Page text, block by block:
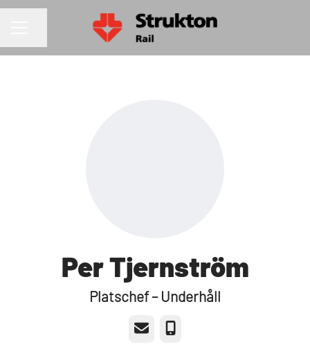
Per Tjernström
Platschef – Underhåll
E-post Telefon